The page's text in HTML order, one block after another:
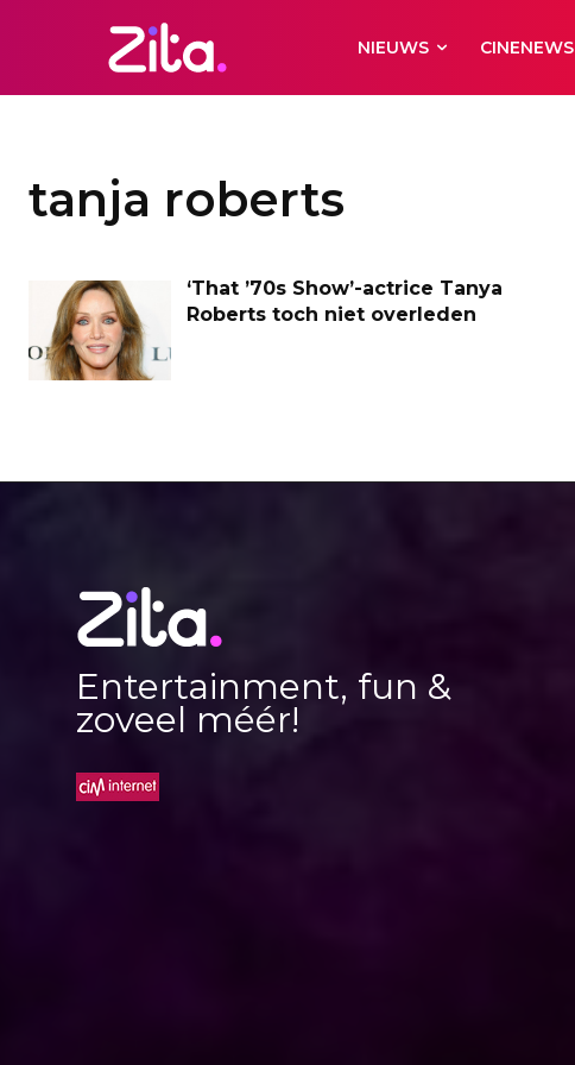
NIEUWS CINENEWS
tanja roberts
‘That ’70s Show’-actrice Tanya
Roberts toch niet overleden
Entertainment, fun &
zoveel méér!